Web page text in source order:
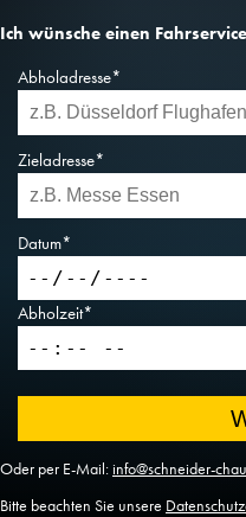
Ich wünsche einen
Abholadresse*
Zieladresse*
Datum*
Abholzeit*
Oder per E-Mail:info@schneider-
Bitte beachten Sie unsere